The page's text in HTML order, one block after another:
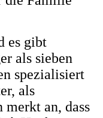
es gibt
als sieben
spezialisiert
als
an, dass